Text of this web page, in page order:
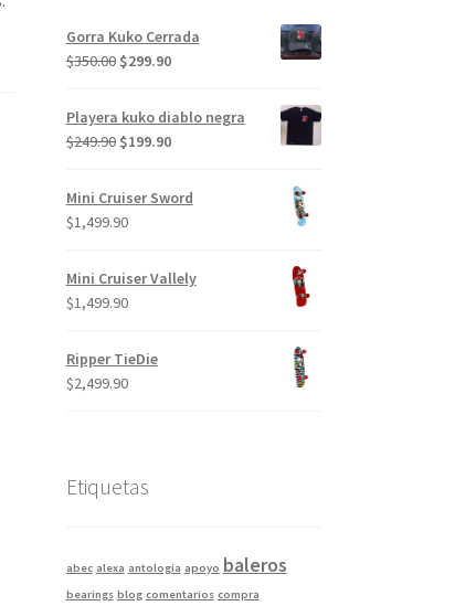
Gorra Kuko Cerrada
$350.00 El
original
era:
$299.90El
actual
es:
Playera kuko diablo negra
$249.90 El
original
era:
$199.90El
actual
Mini Cruiser Sword
$1,499.90
Mini Cruiser Vallely
$1,499.90
Ripper TieDie
$2,499.90
Etiquetas
abec alexa antologia apoyo baleros
bearings blog comentarios compra